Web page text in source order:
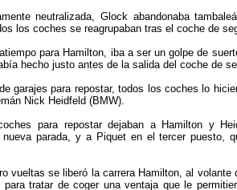
neutralizada, Glock abandonaba
los coches se reagrupaban tras el coche de
para Hamilton, iba a ser un golpe de
hecho justo antes de la salida del coche de
garajes para repostar, todos los coches lo
Nick Heidfeld (BMW).
para repostar dejaban a Hamilton y
nueva parada, y a Piquet en el tercer puesto,
vueltas se liberó la carrera Hamilton, al
tratar de coger una ventaja que le